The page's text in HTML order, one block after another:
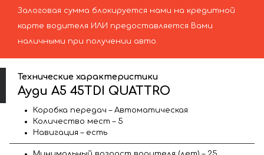
Залоговая сумма блокируется нами на кредитной
карте водителя ИЛИ предоставляется Вами
наличными при получении авто.
Технические характеристики
Ауди A5 45TDI QUATTRO
Коробка передач – Автоматическая
Количество мест – 5
Навигация – есть